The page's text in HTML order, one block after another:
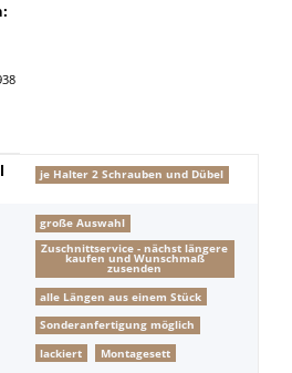
je Halter 2 Schrauben und Dübel
große Auswahl
Zuschnittservice - nächst längere
kaufen und Wunschmaß
zusenden
alle Längen aus einem Stück
Sonderanfertigung möglich
lackiert
Montagesett